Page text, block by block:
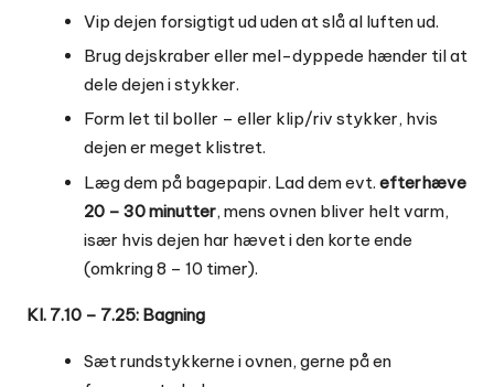
Vip dejen forsigtigt ud uden at slå al luften ud.
Brug dejskraber eller mel-dyppede hænder til at
dele dejen i stykker.
Form let til boller – eller klip/riv stykker, hvis
dejen er meget klistret.
Læg dem på bagepapir. Lad dem evt. efterhæve
20 – 30 minutter, mens ovnen bliver helt varm,
især hvis dejen har hævet i den korte ende
(omkring 8 – 10 timer).
Kl. 7.10 – 7.25: Bagning
Sæt rundstykkerne i ovnen, gerne på en